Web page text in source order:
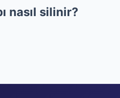
nasıl silinir?